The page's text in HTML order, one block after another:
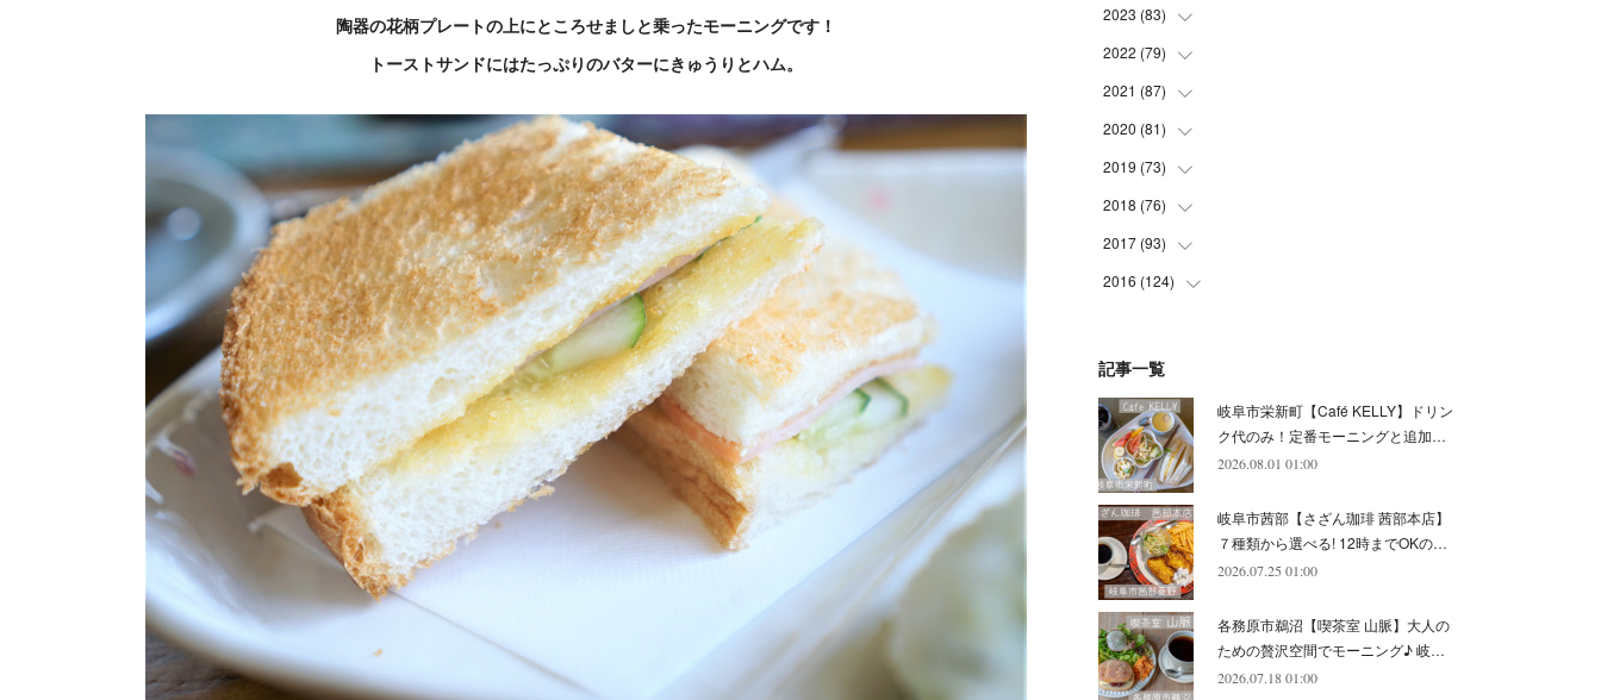
陶器の花柄プレートの上にところせましと乗ったモーニングです！
トーストサンドにはたっぷりのバターにきゅうりとハム。
(5
(4
(5
(4
(5
(6
(6
(6
(5
(4
(5
(7
(7
(5
(7
(7
(8
(9
(8
(11
(8)
(6
(10)
2023 (83)
(6
(7
(7
(9
(8
(7
(7)
(5
(6)
(8)
2022 (79)
(4
(8
(10
)
(7
(8
(9)
(4)
(6)
2021 (87)
(12
)
(9
(11
)
(1
(6)
( 7)
(9)
(2)
2020 (81)
(10
)
(11
)
(8
(7)
(5)
(1)
(8)
(4)
(7)
2019 (73)
(4
(6
(4)
(5)
(4)
(4)
(10)
(10)
(6)
2018 (76)
(9
(3)
(8)
(7)
(6)
(5)
(6)
(8)
(8)
2017 (93)
(7)
(8)
(8)
(8)
(9)
(9)
(9)
(7)
(11)
2016 (124)
(10)
(12)
(16)
(9)
(13)
(8)
(6)
(12)
記事一覧
岐阜市栄新町【Café KELLY】ドリン
ク代のみ！定番モーニングと追加…
2026.08.01 01:00
岐阜市茜部【さざん珈琲 茜部本店】
７種類から選べる! 12時までOKの…
2026.07.25 01:00
各務原市鵜沼【喫茶室 山脈】大人の
ための贅沢空間でモーニング♪ 岐…
2026.07.18 01:00